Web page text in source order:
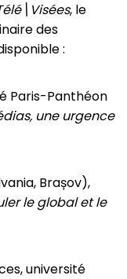
, le
des
:
Paris-Panthéon
une urgence
Brașov),
le global et le
université